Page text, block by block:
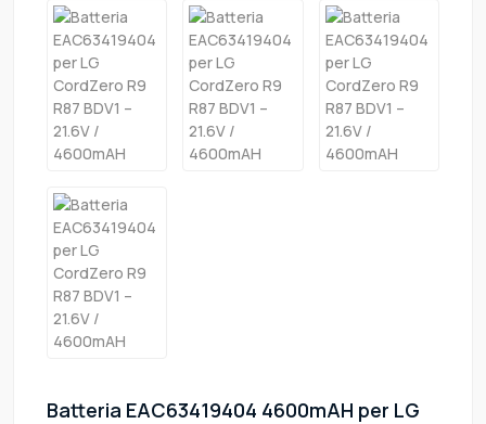
Batteria EAC63419404 4600mAH per LG